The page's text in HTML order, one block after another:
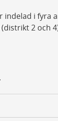
indelad i fyra
2 och